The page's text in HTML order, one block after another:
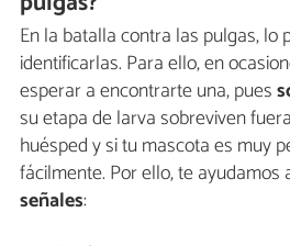
En la batalla contra las pulgas, lo
identificarlas. Para ello, en
esperar a encontrarte una, pues
su etapa de larva sobreviven
huésped y si tu mascota es muy
fácilmente. Por ello, te ayudamos
señales: